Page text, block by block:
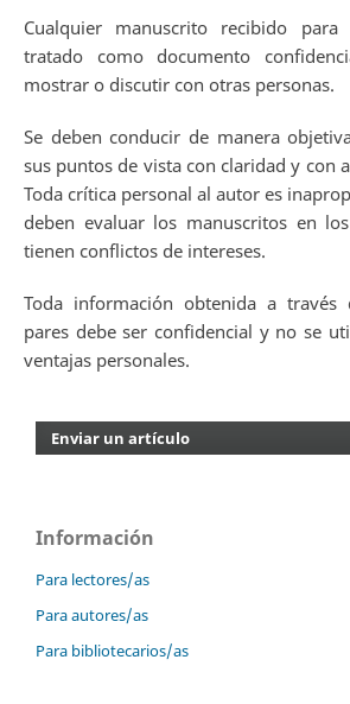
Cualquier manuscrito recibido
tratado como documento
mostrar o discutir con otras personas.
Se deben conducir de manera
sus puntos de vista con claridad y con
Toda crítica personal al autor es
deben evaluar los manuscritos en
tienen conflictos de intereses.
Toda información obtenida a
pares debe ser confidencial y no se
ventajas personales.
Enviar un artículo
Información
Para lectores/as
Para autores/as
Para bibliotecarios/as